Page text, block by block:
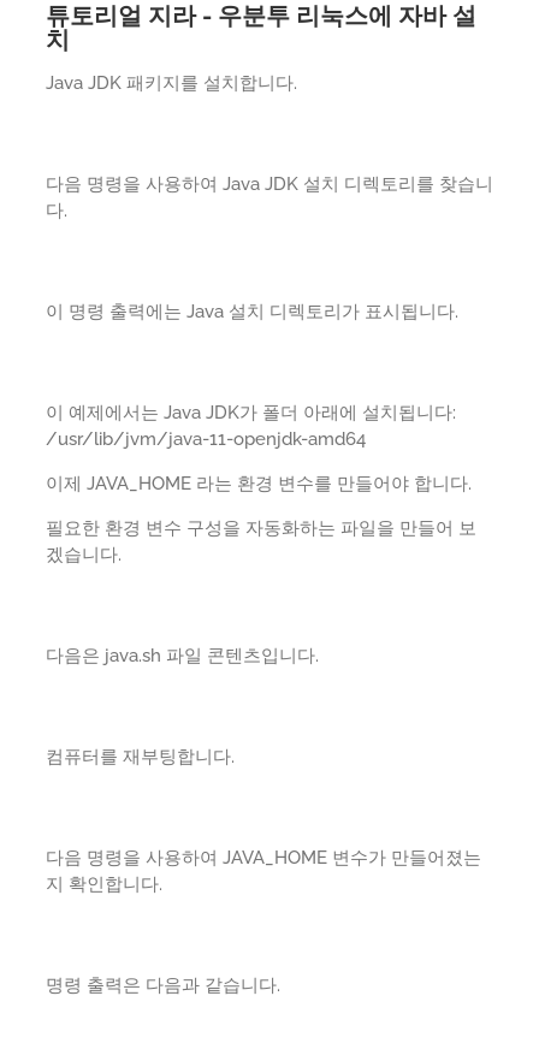
튜토리얼 지라 - 우분투 리눅스에 자바 설
치
Java JDK 패키지를 설치합니다.
다음 명령을 사용하여 Java JDK 설치 디렉토리를 찾습니
다.
이 명령 출력에는 Java 설치 디렉토리가 표시됩니다.
이 예제에서는 Java JDK가 폴더 아래에 설치됩니다:
/usr/lib/jvm/java-11-openjdk-amd64
이제 JAVA_HOME 라는 환경 변수를 만들어야 합니다.
필요한 환경 변수 구성을 자동화하는 파일을 만들어 보
겠습니다.
다음은 java.sh 파일 콘텐츠입니다.
컴퓨터를 재부팅합니다.
다음 명령을 사용하여 JAVA_HOME 변수가 만들어졌는
지 확인합니다.
명령 출력은 다음과 같습니다.